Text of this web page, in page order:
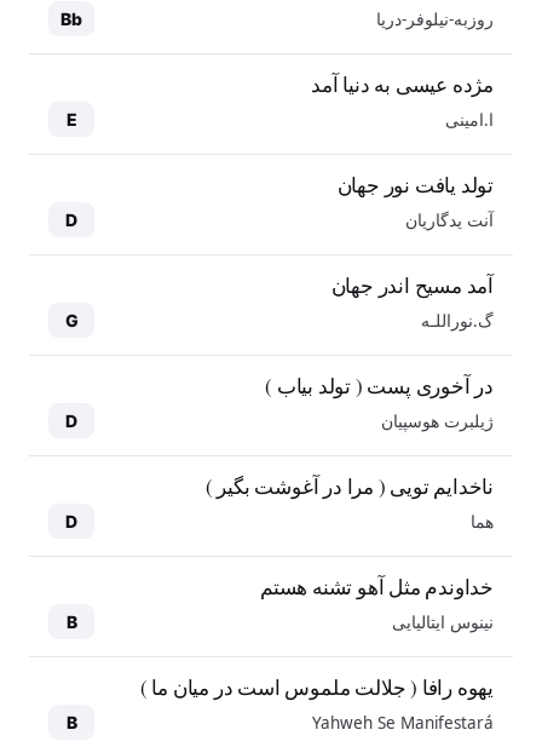
روزبه-نیلوفر-دریا Bb
مژده عیسی به دنیا آمد
ا.امینی E
تولد یافت نور جهان
آنت یدگاریان D
آمد مسیح اندر جهان
گ.نوراللـه G
در آخوری پست ( تولد بیاب )
ژیلبرت هوسپیان D
ناخدایم تویی ( مرا در آغوشت بگیر )
هما D
خداوندم مثل آهو تشنه هستم
نینوس ایتالیایی B
یهوه رافا ( جلالت ملموس است در میان ما )
Yahweh Se Manifestará
B